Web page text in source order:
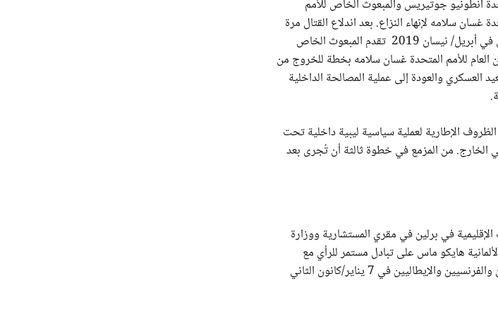
أنطونيو جوتيريس والمبعوث الخاص للأمم
غسان سلامه لإنهاء النزاع. بعد اندلاع القتال مرة
أخرى في أبريل/ نيسان 2019 تقدم المبعوث الخاص
العام للأمم المتحدة غسان سلامه بخطة للخروج من
العسكري والعودة إلى عملية المصالحة الداخلية
الإطارية لعملية سياسية ليبية داخلية تحت
الخارج. من المزمع في خطوة ثالثة أن تُجرى بعد
والمنظمات الإقليمية في برلين في مقري المستشارية ووزارة
هايكو ماس على تبادل مستمر للرأي مع
الشركاء الأوروبيين والدوليين، حيث التقى وزير الخارجية الألمانية ماس مع نظرائه البريطانيين والفرنسيين والإيطاليين في 7 يناير/كانون الثاني